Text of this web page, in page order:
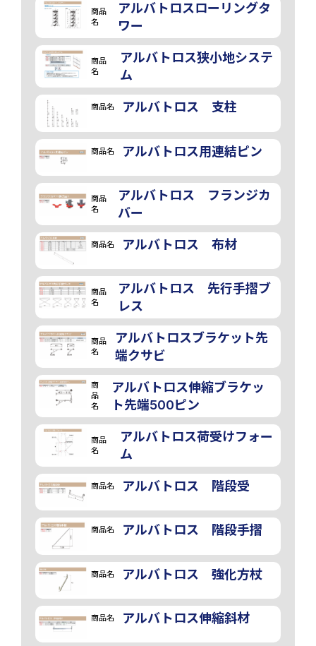
商品
名
アルバトロスローリングタ
ワー
商品
名
アルバトロス狭小地システ
ム
商品名 アルバトロス 支柱
商品名 アルバトロス用連結ピン
商品
名
アルバトロス フランジカ
バー
商品名 アルバトロス 布材
商品
名
アルバトロス 先行手摺ブ
レス
商品
名
アルバトロスブラケット先
端クサビ
商
品
名
アルバトロス伸縮ブラケッ
ト先端500ピン
商品
名
アルバトロス荷受けフォー
ム
商品名 アルバトロス 階段受
商品名 アルバトロス 階段手摺
商品名 アルバトロス 強化方杖
商品名 アルバトロス伸縮斜材